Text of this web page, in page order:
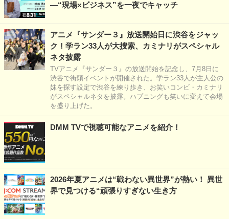
―“現場×ビジネス”を一夜でキャッチ
アニメ『サンダー３』放送開始日に渋谷をジャッ
ク！学ラン33人が大捜索、カミナリがスペシャル
ネタ披露
TVアニメ『サンダー３』の放送開始を記念し、7月8日に
渋谷で街頭イベントが開催された。学ラン33人が主人公の
妹を探す設定で渋谷を練り歩き、お笑いコンビ・カミナリ
がスペシャルネタを披露。ハプニングも笑いに変えて会場
を盛り上げた。
DMM TVで視聴可能なアニメを紹介！
2026年夏アニメは“戦わない異世界”が熱い！ 異世
界で見つける“頑張りすぎない生き方